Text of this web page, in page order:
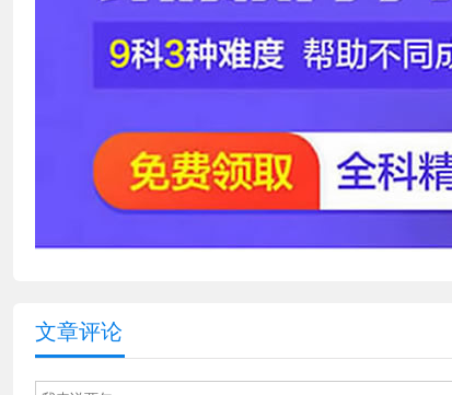
文章评论